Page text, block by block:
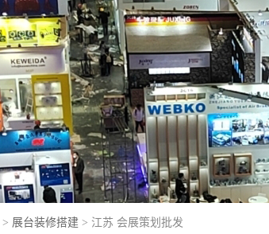
> 展台装修搭建 > 江苏 会展策划批发